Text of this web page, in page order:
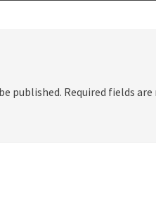
published. Required fields are